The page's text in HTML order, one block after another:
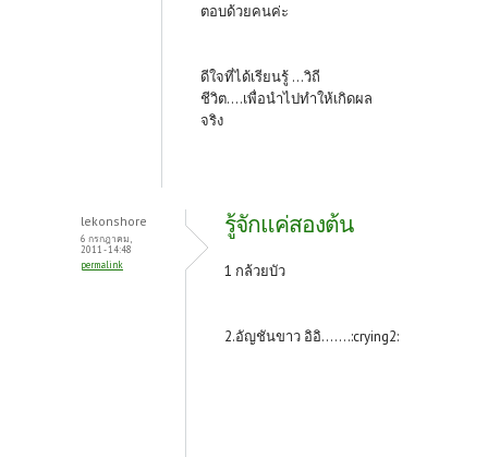
ตอบด้วยคนค่ะ
ดีใจที่ได้เรียนรู้ ...วิถี
ชีวิต....เพื่อนำไปทำให้เกิดผล
จริง
lekonshore
6 กรกฎาคม,
2011 - 14:48
permalink
รู้จักแค่สองต้น
1 กล้วยบัว
2.อัญชันขาว อิอิ.......:crying2: